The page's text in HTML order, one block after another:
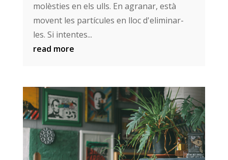
molèsties en els ulls. En agranar, està
movent les partícules en lloc d'eliminar-
les. Si intentes...
read more